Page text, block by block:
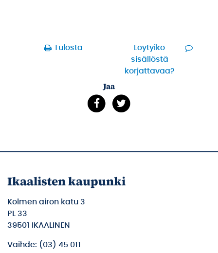
Tulosta
Löytyikö
sisällöstä
korjattavaa?
Jaa
Ikaalisten kaupunki
Kolmen airon katu 3
PL 33
39501 IKAALINEN
Vaihde: (03) 45 011